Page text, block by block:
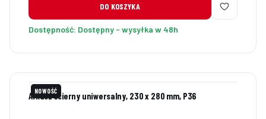
DO KOSZYKA
Dostępność: Dostępny - wysyłka w 48h
NOWOŚĆ
Arkusz ścierny uniwersalny, 230 x 280 mm, P36